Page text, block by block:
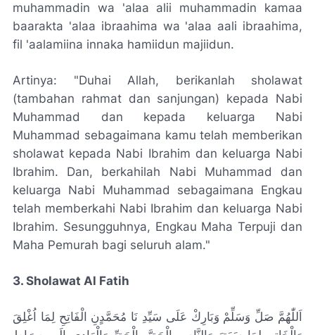
muhammadin wa 'alaa alii muhammadin kamaa
baarakta 'alaa ibraahima wa 'alaa aali ibraahima,
fil 'aalamiina innaka hamiidun majiidun.
Artinya: "Duhai Allah, berikanlah sholawat
(tambahan rahmat dan sanjungan) kepada Nabi
Muhammad dan kepada keluarga Nabi
Muhammad sebagaimana kamu telah memberikan
sholawat kepada Nabi Ibrahim dan keluarga Nabi
Ibrahim. Dan, berkahilah Nabi Muhammad dan
keluarga Nabi Muhammad sebagaimana Engkau
telah memberkahi Nabi Ibrahim dan keluarga Nabi
Ibrahim. Sesungguhnya, Engkau Maha Terpuji dan
Maha Pemurah bagi seluruh alam."
3. Sholawat Al Fatih
اَللّٰهُمَّ صَلِّ وَسَلِّمْ وَبَارِكْ عَلَى سَيِّدِ نَا مُحَمَّدٍنِ الْفَاتِحِ لِمَا اُغْلِقَ